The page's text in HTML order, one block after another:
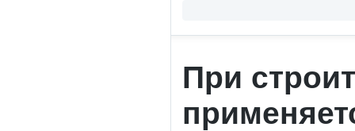
При